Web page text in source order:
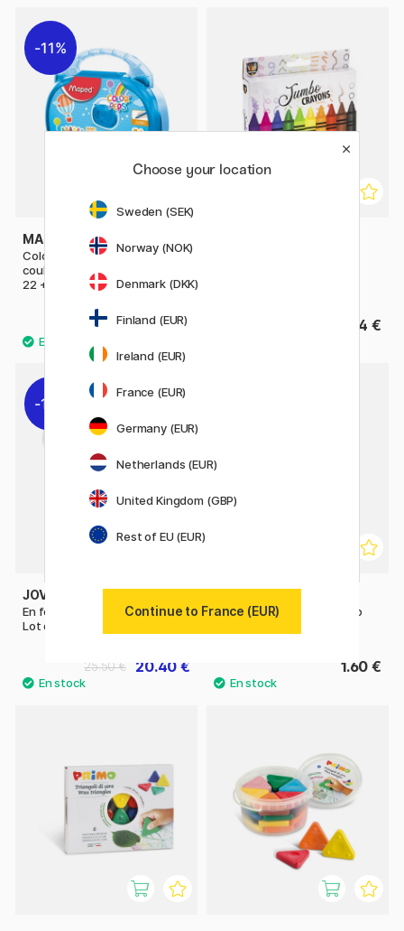
11%
MAPED
Color Peps Crayons de
couleur & Craies de cire Lot de
22 + Poster (1 an et +)
18.80 €
23.50 € 4 €
11%
JOVI
En forme d'ours craies de cire
Lot de 30 (2 ans+)
20.40 €
25.50 €
Be-bè Taille-crayon Jumbo
1.60 €
Choose your location
Sweden (SEK)
Norway (NOK)
Denmark (DKK)
Finland (EUR)
Ireland (EUR)
France (EUR)
Germany (EUR)
Netherlands (EUR)
United Kingdom (GBP)
Rest of EU (EUR)
Continue to France (EUR)